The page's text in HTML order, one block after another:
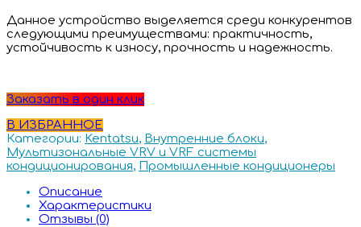
Данное устройство выделяется среди конкурентов
следующими преимуществами: практичность,
устойчивость к износу, прочность и надежность.
Заказать в один клик
В ИЗБРАННОЕ
Категории: Kentatsu, Внутренние блоки,
Мультизональные VRV и VRF системы
кондиционирования, Промышленные кондиционеры
Описание
Характеристики
Отзывы (0)